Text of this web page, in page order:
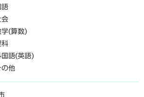
語
会
学(算数)
科
国語(英語)
の他